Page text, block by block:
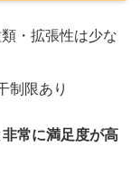
・拡張性は少な
制限あり
常に満足度が高